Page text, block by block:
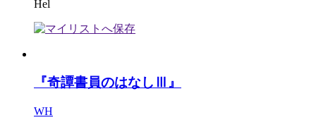
Hel
『奇譚書員のはなしⅢ』
WH